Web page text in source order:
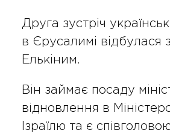
Друга зустріч
в Єрусалимі відбулася
Елькіним.
Він займає посаду
відновлення в
Ізраїлю та є